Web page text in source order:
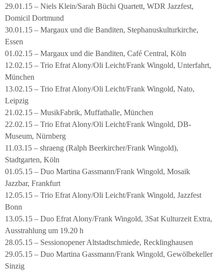
29.01.15 – Niels Klein/Sarah Büchi Quartett, WDR Jazzfest,
Domicil Dortmund
30.01.15 – Margaux und die Banditen, Stephanuskulturkirche,
Essen
01.02.15 – Margaux und die Banditen, Café Central, Köln
12.02.15 – Trio Efrat Alony/Oli Leicht/Frank Wingold, Unterfahrt,
München
13.02.15 – Trio Efrat Alony/Oli Leicht/Frank Wingold, Nato,
Leipzig
21.02.15 – MusikFabrik, Muffathalle, München
22.02.15 – Trio Efrat Alony/Oli Leicht/Frank Wingold, DB-
Museum, Nürnberg
11.03.15 – shraeng (Ralph Beerkircher/Frank Wingold),
Stadtgarten, Köln
01.05.15 – Duo Martina Gassmann/Frank Wingold, Mosaik
Jazzbar, Frankfurt
12.05.15 – Trio Efrat Alony/Oli Leicht/Frank Wingold, Jazzfest
Bonn
13.05.15 – Duo Efrat Alony/Frank Wingold, 3Sat Kulturzeit Extra,
Ausstrahlung um 19.20 h
28.05.15 – Sessionopener Altstadtschmiede, Recklinghausen
29.05.15 – Duo Martina Gassmann/Frank Wingold, Gewölbekeller
Sinzig